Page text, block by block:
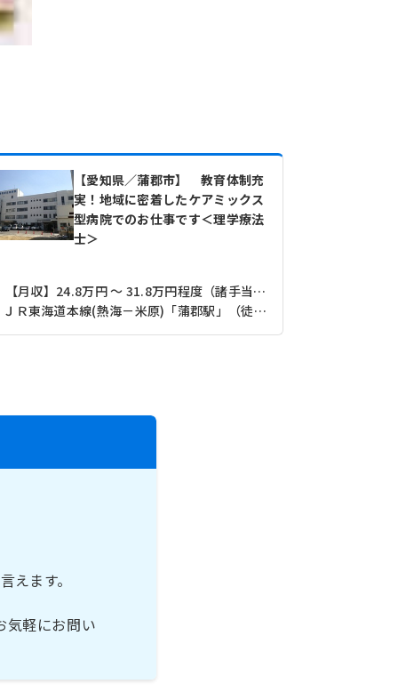
【愛知県／蒲郡市】 教育体制充
実！地域に密着したケアミックス
型病院でのお仕事です＜理学療法
士＞
【月収】24.8万円 ～ 31.8万円程度（諸手当込）
ＪＲ東海道本線(熱海－米原)「蒲郡駅」（徒歩13分）
えます。
気軽にお問い